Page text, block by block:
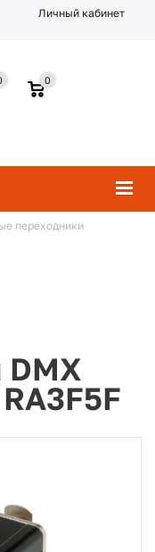
Личный кабинет
0
переходники